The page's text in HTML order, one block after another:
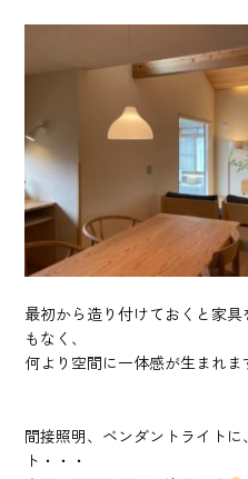
最初から造り付けておくと家
もなく、
何より空間に一体感が生まれま
間接照明、ベンダントライトに
ト・・・